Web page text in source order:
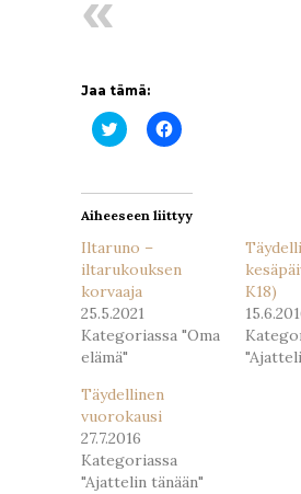
Jaa tämä:
Jaa
Twitterissä(Avautuu
Jaa
Aiheeseen liittyy
Iltaruno –
iltarukouksen
korvaaja
25.5.2021
Kategoriassa "Oma
elämä"
K18)
Täydellinen
vuorokausi
27.7.2016
Kategoriassa
"Ajattelin tänään"